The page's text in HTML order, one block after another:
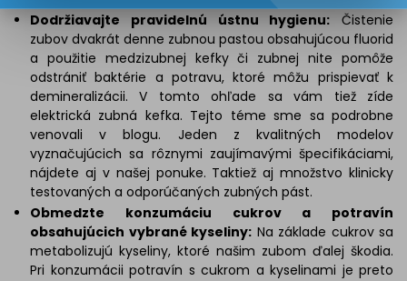
Dodržiavajte pravidelnú ústnu hygienu: Čistenie
zubov dvakrát denne zubnou pastou obsahujúcou fluorid
a použitie medzizubnej kefky či zubnej nite pomôže
odstrániť baktérie a potravu, ktoré môžu prispievať k
demineralizácii. V tomto ohľade sa vám tiež zíde
elektrická zubná kefka. Tejto téme sme sa podrobne
venovali v blogu. Jeden z kvalitných modelov
vyznačujúcich sa rôznymi zaujímavými špecifikáciami,
nájdete aj v našej ponuke. Taktiež aj množstvo klinicky
testovaných a odporúčaných zubných pást.
Obmedzte konzumáciu cukrov a potravín
obsahujúcich vybrané kyseliny: Na základe cukrov sa
metabolizujú kyseliny, ktoré našim zubom ďalej škodia.
Pri konzumácii potravín s cukrom a kyselinami je preto